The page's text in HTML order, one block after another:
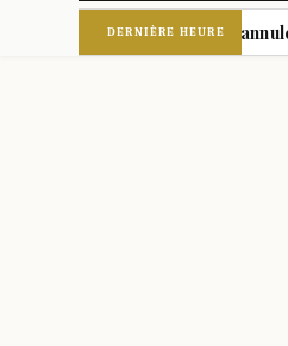
DERNIÈRE HEURE
pro-Assad annulés en